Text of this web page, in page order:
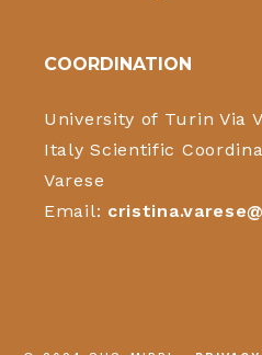
COORDINATION
University of Turin Via
Italy Scientific
Varese
Email: